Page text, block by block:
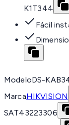
K1T344
Fácil
ModeloDS-
MarcaHIKVISION
SAT43223306